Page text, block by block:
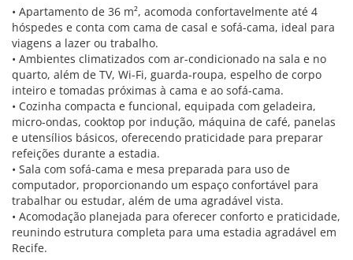
• Apartamento de 36 m², acomoda confortavelmente até 4
hóspedes e conta com cama de casal e sofá-cama, ideal para
viagens a lazer ou trabalho.
• Ambientes climatizados com ar-condicionado na sala e no
quarto, além de TV, Wi-Fi, guarda-roupa, espelho de corpo
inteiro e tomadas próximas à cama e ao sofá-cama.
• Cozinha compacta e funcional, equipada com geladeira,
micro-ondas, cooktop por indução, máquina de café, panelas
e utensílios básicos, oferecendo praticidade para preparar
refeições durante a estadia.
• Sala com sofá-cama e mesa preparada para uso de
computador, proporcionando um espaço confortável para
trabalhar ou estudar, além de uma agradável vista.
• Acomodação planejada para oferecer conforto e praticidade,
reunindo estrutura completa para uma estadia agradável em
Recife.